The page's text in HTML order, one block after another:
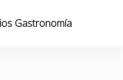
Gastronomía